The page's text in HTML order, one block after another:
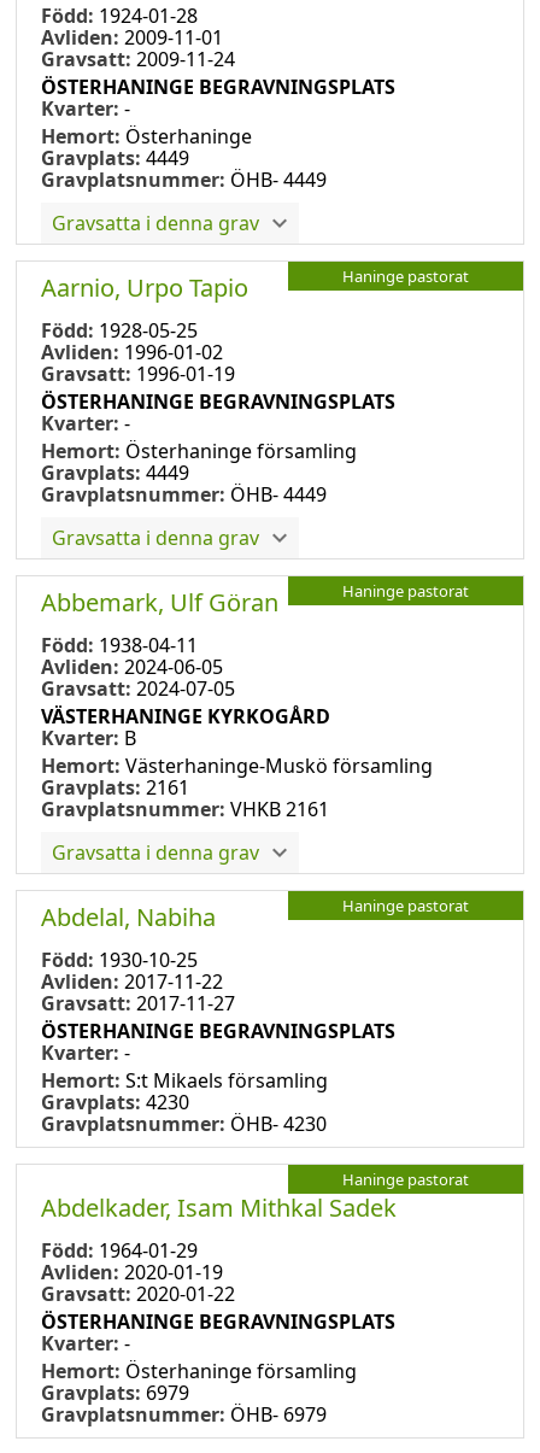
Född: 1924-01-28
Avliden: 2009-11-01
Gravsatt: 2009-11-24
ÖSTERHANINGE BEGRAVNINGSPLATS
Kvarter: -
Hemort: Österhaninge
Gravplats: 4449
Gravplatsnummer: ÖHB- 4449
Gravsatta i denna grav
Haninge pastorat
Aarnio, Urpo Tapio
Född: 1928-05-25
Avliden: 1996-01-02
Gravsatt: 1996-01-19
ÖSTERHANINGE BEGRAVNINGSPLATS
Kvarter: -
Hemort: Österhaninge församling
Gravplats: 4449
Gravplatsnummer: ÖHB- 4449
Gravsatta i denna grav
Haninge pastorat
Abbemark, Ulf Göran
Född: 1938-04-11
Avliden: 2024-06-05
Gravsatt: 2024-07-05
VÄSTERHANINGE KYRKOGÅRD
Kvarter: B
Hemort: Västerhaninge-Muskö församling
Gravplats: 2161
Gravplatsnummer: VHKB 2161
Gravsatta i denna grav
Haninge pastorat
Abdelal, Nabiha
Född: 1930-10-25
Avliden: 2017-11-22
Gravsatt: 2017-11-27
ÖSTERHANINGE BEGRAVNINGSPLATS
Kvarter: -
Hemort: S:t Mikaels församling
Gravplats: 4230
Gravplatsnummer: ÖHB- 4230
Haninge pastorat
Abdelkader, Isam Mithkal Sadek
Född: 1964-01-29
Avliden: 2020-01-19
Gravsatt: 2020-01-22
ÖSTERHANINGE BEGRAVNINGSPLATS
Kvarter: -
Hemort: Österhaninge församling
Gravplats: 6979
Gravplatsnummer: ÖHB- 6979